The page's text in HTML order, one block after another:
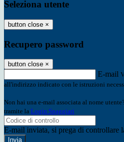
Seleziona utente
button close ×
Recupero password
button close ×
E-mail
all'indirizzo indicato con le istruzioni
Non hai una e-mail associata al nome
tramite la Login Spaggiari
E-mail inviata, si prega di controllare